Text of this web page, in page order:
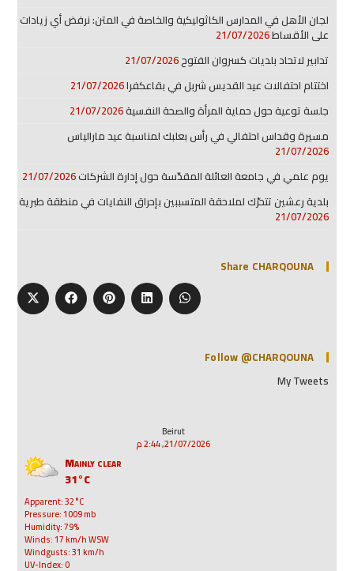
لجان الأهل في المدارس الكاثوليكية والخاصة في المتن: نرفض أي زيادات
على الأقساط21/07/2026
تدابير لاتحاد بلديات كسروان الفتوح21/07/2026
اختتام احتفالات عيد القديس شربل في بقاعكفرا21/07/2026
جلسة توعية حول حماية المرأة والصحة النفسية21/07/2026
مسيرة وقداس احتفالي في رأس بعلبك لمناسبة عيد مارالياس
21/07/2026
يوم علمي في جامعة العائلة المقدّسة حول إدارة الشركات21/07/2026
بلدية رعشين تتحرّك لملاحقة المتسببين بإحراق النفايات في منطقة طبرية
21/07/2026
Share CHARQOUNA
Follow @CHARQOUNA
My Tweets
Beirut
21/07/2026, 2:44 م
Mainly clear
31°C
Apparent: 32°C
Pressure: 1009 mb
Humidity: 79%
Winds: 17 km/h WSW
Windgusts: 31 km/h
UV-Index: 0